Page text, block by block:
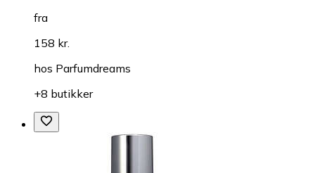
fra
158 kr.
hos Parfumdreams
+8 butikker